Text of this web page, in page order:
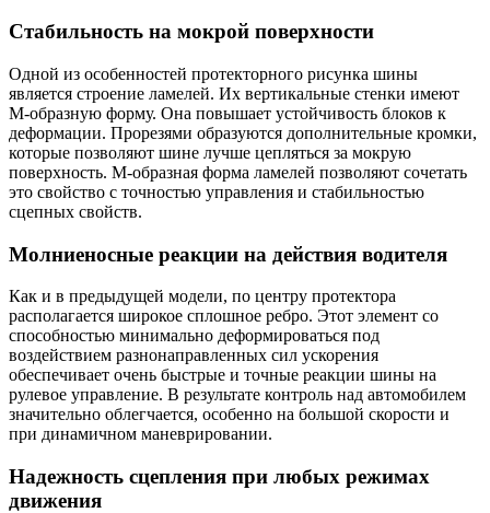
Стабильность на мокрой поверхности
Одной из особенностей протекторного рисунка шины
является строение ламелей. Их вертикальные стенки имеют
М-образную форму. Она повышает устойчивость блоков к
деформации. Прорезями образуются дополнительные кромки,
которые позволяют шине лучше цепляться за мокрую
поверхность. М-образная форма ламелей позволяют сочетать
это свойство с точностью управления и стабильностью
сцепных свойств.
Молниеносные реакции на действия водителя
Как и в предыдущей модели, по центру протектора
располагается широкое сплошное ребро. Этот элемент со
способностью минимально деформироваться под
воздействием разнонаправленных сил ускорения
обеспечивает очень быстрые и точные реакции шины на
рулевое управление. В результате контроль над автомобилем
значительно облегчается, особенно на большой скорости и
при динамичном маневрировании.
Надежность сцепления при любых режимах
движения